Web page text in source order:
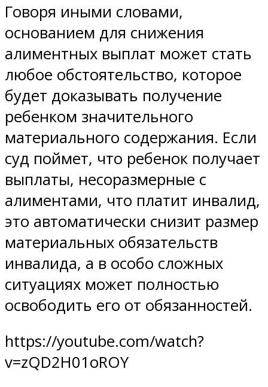
Говоря иными словами,
основанием для снижения
алиментных выплат может стать
любое обстоятельство, которое
будет доказывать получение
ребенком значительного
материального содержания. Если
суд поймет, что ребенок получает
выплаты, несоразмерные с
алиментами, что платит инвалид,
это автоматически снизит размер
материальных обязательств
инвалида, а в особо сложных
ситуациях может полностью
освободить его от обязанностей.
https://youtube.com/watch?
v=zQD2H01oROY